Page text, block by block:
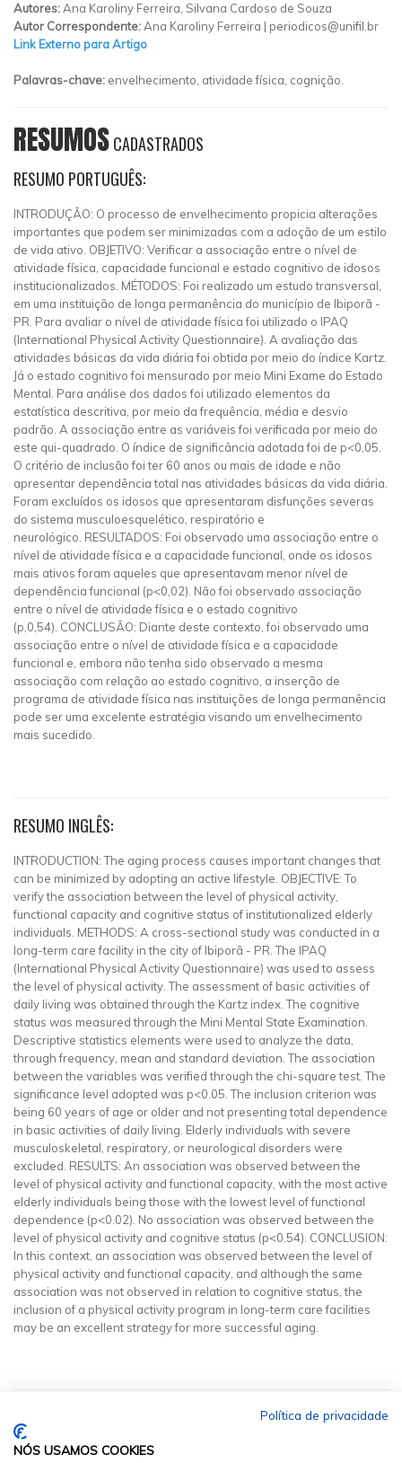
Autores:Ana Karoliny Ferreira, Silvana Cardoso de Souza
Autor Correspondente:Ana Karoliny Ferreira | periodicos@unifil.br
Link Externo para Artigo
Palavras-chave: envelhecimento, atividade física, cognição.
RESUMOSCADASTRADOS
RESUMO PORTUGUÊS:
INTRODUÇÃO: O processo de envelhecimento propicia alterações
importantes que podem ser minimizadas com a adoção de um estilo
de vida ativo. OBJETIVO: Verificar a associação entre o nível de
atividade física, capacidade funcional e estado cognitivo de idosos
institucionalizados. MÉTODOS: Foi realizado um estudo transversal,
em uma instituição de longa permanência do município de Ibiporã -
PR. Para avaliar o nível de atividade física foi utilizado o IPAQ
(International Physical Activity Questionnaire). A avaliação das
atividades básicas da vida diária foi obtida por meio do índice Kartz.
Já o estado cognitivo foi mensurado por meio Mini Exame do Estado
Mental. Para análise dos dados foi utilizado elementos da
estatística descritiva, por meio da frequência, média e desvio
padrão. A associação entre as variáveis foi verificada por meio do
este qui-quadrado. O índice de significância adotada foi de p<0,05.
O critério de inclusão foi ter 60 anos ou mais de idade e não
apresentar dependência total nas atividades básicas da vida diária.
Foram excluídos os idosos que apresentaram disfunções severas
do sistema musculoesquelético, respiratório e
neurológico. RESULTADOS: Foi observado uma associação entre o
nível de atividade física e a capacidade funcional, onde os idosos
mais ativos foram aqueles que apresentavam menor nível de
dependência funcional (p<0,02). Não foi observado associação
entre o nível de atividade física e o estado cognitivo
(p,0,54). CONCLUSÃO: Diante deste contexto, foi observado uma
associação entre o nível de atividade física e a capacidade
funcional e, embora não tenha sido observado a mesma
associação com relação ao estado cognitivo, a inserção de
programa de atividade física nas instituições de longa permanência
pode ser uma excelente estratégia visando um envelhecimento
mais sucedido.
RESUMO INGLÊS:
INTRODUCTION: The aging process causes important changes that
can be minimized by adopting an active lifestyle. OBJECTIVE: To
verify the association between the level of physical activity,
functional capacity and cognitive status of institutionalized elderly
individuals. METHODS: A cross-sectional study was conducted in a
long-term care facility in the city of Ibiporã - PR. The IPAQ
(International Physical Activity Questionnaire) was used to assess
the level of physical activity. The assessment of basic activities of
daily living was obtained through the Kartz index. The cognitive
status was measured through the Mini Mental State Examination.
Descriptive statistics elements were used to analyze the data,
through frequency, mean and standard deviation. The association
between the variables was verified through the chi-square test. The
significance level adopted was p<0.05. The inclusion criterion was
being 60 years of age or older and not presenting total dependence
in basic activities of daily living. Elderly individuals with severe
musculoskeletal, respiratory, or neurological disorders were
excluded. RESULTS: An association was observed between the
level of physical activity and functional capacity, with the most active
elderly individuals being those with the lowest level of functional
dependence (p<0.02). No association was observed between the
level of physical activity and cognitive status (p<0.54). CONCLUSION:
In this context, an association was observed between the level of
physical activity and functional capacity, and although the same
association was not observed in relation to cognitive status, the
inclusion of a physical activity program in long-term care facilities
may be an excellent strategy for more successful aging.
Política de privacidade
NÓS USAMOS COOKIES